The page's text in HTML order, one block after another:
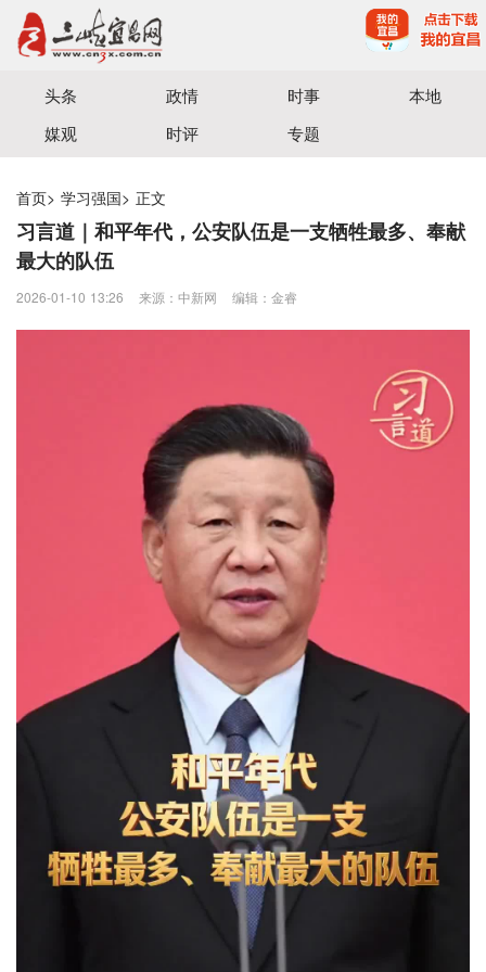
宜昌三峡融媒体中心主办
头条 政情 时事
本地
媒观
时评 专题
首页> 学习强国> 正文
习言道｜和平年代，公安队伍是一支牺牲最多、奉献
最大的队伍
2026-01-10 13:26 来源：中新网 编辑：金睿